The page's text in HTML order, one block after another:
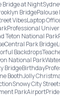
Bridge at Night
BridgePalouse
VibesLaptop
Professional
Teton National Park
Central Park Bridge
Backdrops
National Park
BridgeBirthday
BoothJolly
Snowy City
ParkAirport